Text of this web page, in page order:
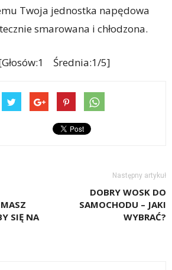
Twoja jednostka napędowa
smarowana i chłodzona.
Średnia:1/5]
SIĘ NA
Następny artykuł
DOBRY WOSK DO
SAMOCHODU – JAKI
WYBRAĆ?